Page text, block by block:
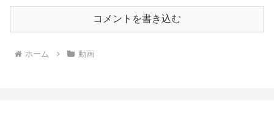
コメントを書き込む
ホーム 動画